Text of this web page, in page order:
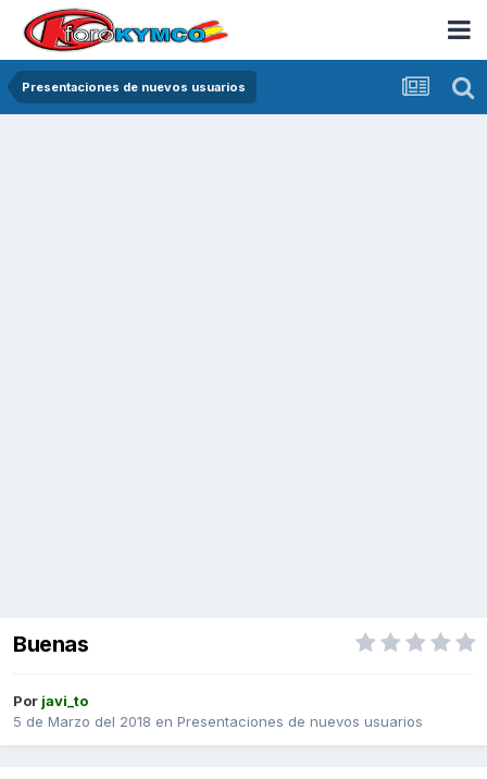
Presentaciones de nuevos usuarios
Buenas
Por javi_to
5 de Marzo del 2018 en Presentaciones de nuevos usuarios